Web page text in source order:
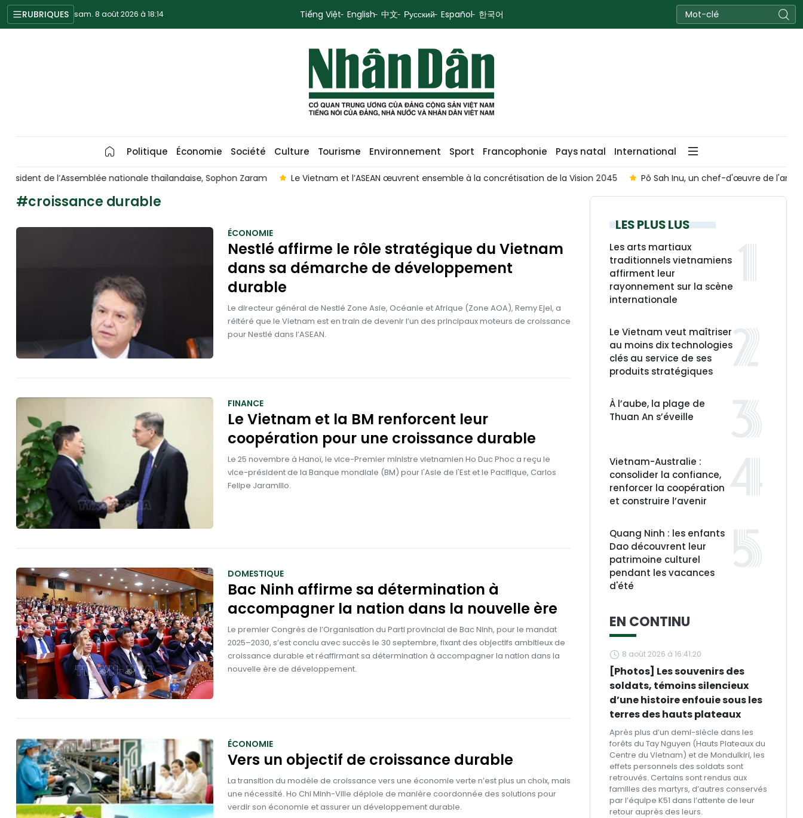
RUBRIQUES sam. 8 août 2026 à 18:14 Tiếng Việt English 中文 Русский Español 한국어
Politique Économie Société Culture Tourisme Environnement Sport Francophonie Pays natal International
Le Vietnam et l’ASEAN œuvrent ensemble à la concrétisation de la Vision 2045 Pô Sah Inu, un chef-d'œuvre de l'architecture cham Donner un nouvel élan au
#croissance durable
ÉCONOMIE
Nestlé affirme le rôle stratégique du Vietnam
dans sa démarche de développement
durable
Le directeur général de Nestlé Zone Asie, Océanie et Afrique (Zone AOA), Remy Ejel, a
réitéré que le Vietnam est en train de devenir l’un des principaux moteurs de croissance
pour Nestlé dans l’ASEAN.
FINANCE
Le Vietnam et la BM renforcent leur
coopération pour une croissance durable
Le 25 novembre à Hanoï, le vice-Premier ministre vietnamien Ho Duc Phoc a reçu le
vice-président de la Banque mondiale (BM) pour l'Asie de l'Est et le Pacifique, Carlos
Felipe Jaramillo.
DOMESTIQUE
Bac Ninh affirme sa détermination à
accompagner la nation dans la nouvelle ère
Le premier Congrès de l’Organisation du Parti provincial de Bac Ninh, pour le mandat
2025–2030, s’est conclu avec succès le 30 septembre, fixant des objectifs ambitieux de
croissance durable et réaffirmant sa détermination à accompagner la nation dans la
nouvelle ère de développement.
ÉCONOMIE
Vers un objectif de croissance durable
La transition du modèle de croissance vers une économie verte n’est plus un choix, mais
une nécessité. Ho Chi Minh-Ville déploie de manière coordonnée des solutions pour
verdir son économie et assurer un développement durable.
LES PLUS LUS
Les arts martiaux
traditionnels vietnamiens
affirment leur
rayonnement sur la scène
internationale
Le Vietnam veut maîtriser
au moins dix technologies
clés au service de ses
produits stratégiques
À l’aube, la plage de
Thuan An s’éveille
Vietnam-Australie :
consolider la confiance,
renforcer la coopération
et construire l’avenir
Quang Ninh : les enfants
Dao découvrent leur
patrimoine culturel
pendant les vacances
d'été
EN CONTINU
8 août 2026 à 16:41:20
[Photos] Les souvenirs des
soldats, témoins silencieux
d’une histoire enfouie sous les
terres des hauts plateaux
Après plus d’un demi-siècle dans les
forêts du Tay Nguyen (Hauts Plateaux du
Centre du Vietnam) et de Mondulkiri, les
effets personnels des soldats sont
retrouvés. Certains sont rendus aux
familles des martyrs, d’autres conservés
par l’équipe K51 dans l’attente de leur
retour auprès des leurs.